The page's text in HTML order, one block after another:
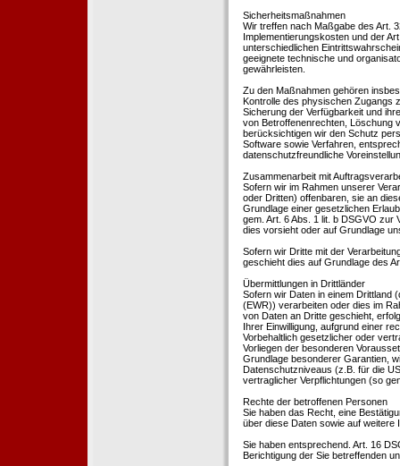
Sicherheitsmaßnahmen
Wir treffen nach Maßgabe des Art.
Implementierungskosten und der
unterschiedlichen
geeignete technische und
gewährleisten.
Zu den Maßnahmen gehören
Kontrolle des physischen Zugangs
Sicherung der Verfügbarkeit und
von Betroffenenrechten, Löschung
berücksichtigen wir den Schutz
Software sowie Verfahren,
datenschutzfreundliche
Zusammenarbeit mit
Sofern wir im Rahmen unserer
oder Dritten) offenbaren, sie an
Grundlage einer gesetzlichen
gem. Art. 6 Abs. 1 lit. b DSGVO zur
dies vorsieht oder auf Grundlage
Sofern wir Dritte mit der
geschieht dies auf Grundlage des
Übermittlungen in Drittländer
Sofern wir Daten in einem Drittland
(EWR)) verarbeiten oder dies im
von Daten an Dritte geschieht,
Ihrer Einwilligung, aufgrund einer
Vorbehaltlich gesetzlicher oder
Vorliegen der besonderen
Grundlage besonderer Garantien,
Datenschutzniveaus (z.B. für die
vertraglicher Verpflichtungen (so
Rechte der betroffenen Personen
Sie haben das Recht, eine
über diese Daten sowie auf weitere
Sie haben entsprechend. Art. 16
Berichtigung der Sie betreffenden